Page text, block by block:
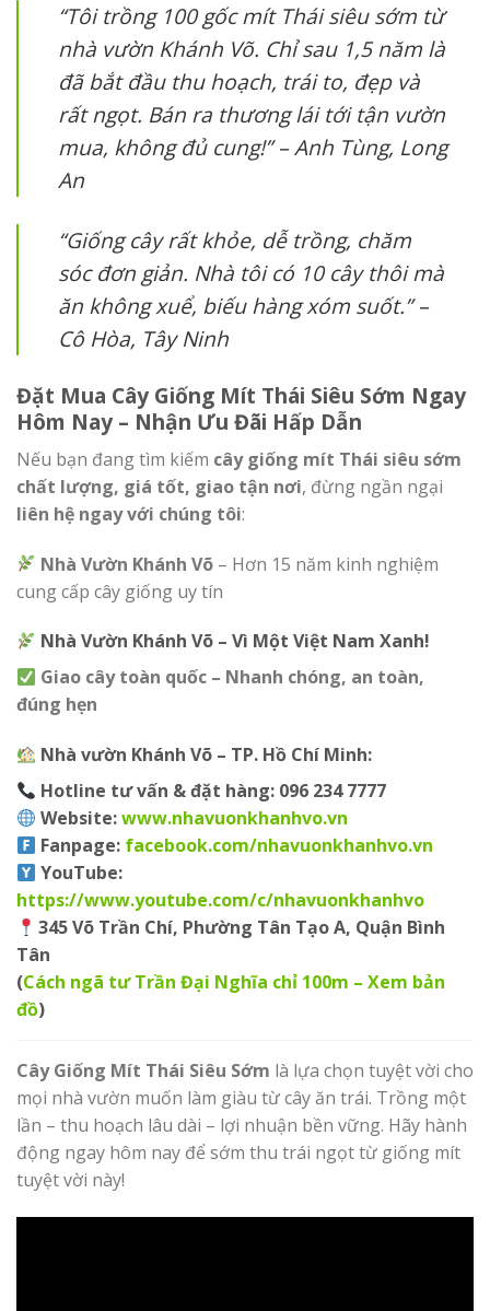
“Tôi trồng 100 gốc mít Thái siêu sớm từ
nhà vườn Khánh Võ. Chỉ sau 1,5 năm là
đã bắt đầu thu hoạch, trái to, đẹp và
rất ngọt. Bán ra thương lái tới tận vườn
mua, không đủ cung!” –Anh Tùng, Long
An
“Giống cây rất khỏe, dễ trồng, chăm
sóc đơn giản. Nhà tôi có 10 cây thôi mà
ăn không xuể, biếu hàng xóm suốt.” –
Cô Hòa, Tây Ninh
Đặt Mua Cây Giống Mít Thái Siêu Sớm Ngay
Hôm Nay – Nhận Ưu Đãi Hấp Dẫn
Nếu bạn đang tìm kiếm cây giống mít Thái siêu sớm
chất lượng, giá tốt, giao tận nơi, đừng ngần ngại
liên hệ ngay với chúng tôi:
Nhà Vườn Khánh Võ – Hơn 15 năm kinh nghiệm
cung cấp cây giống uy tín
Nhà Vườn Khánh Võ – Vì Một Việt Nam Xanh!
Giao cây toàn quốc – Nhanh chóng, an toàn,
đúng hẹn
Nhà vườn Khánh Võ – TP. Hồ Chí Minh:
Hotline tư vấn & đặt hàng: 096 234 7777
Website:www.nhavuonkhanhvo.vn
Fanpage: facebook.com/nhavuonkhanhvo.vn
YouTube:
https://www.youtube.com/c/nhavuonkhanhvo
345 Võ Trần Chí, Phường Tân Tạo A, Quận Bình
Tân
(Cách ngã tư Trần Đại Nghĩa chỉ 100m – Xem bản
đồ)
Cây Giống Mít Thái Siêu Sớm là lựa chọn tuyệt vời cho
mọi nhà vườn muốn làm giàu từ cây ăn trái. Trồng một
lần – thu hoạch lâu dài – lợi nhuận bền vững. Hãy hành
động ngay hôm nay để sớm thu trái ngọt từ giống mít
tuyệt vời này!